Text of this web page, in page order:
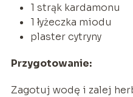
1 strąk kardamonu
1 łyżeczka miodu
plaster cytryny
Przygotowanie:
Zagotuj wodę i zalej